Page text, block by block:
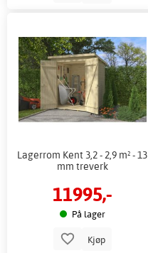
Lagerrom Kent 3,2 - 2,9 m² - 13
mm treverk
11995,-
På lager
Kjøp